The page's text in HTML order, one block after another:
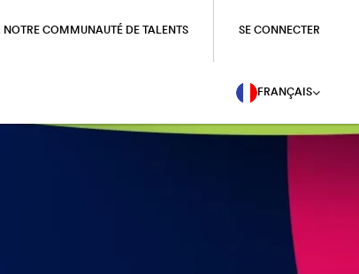
NOTRE COMMUNAUTÉ DE TALENTS SE CONNECTER
FRANÇAIS